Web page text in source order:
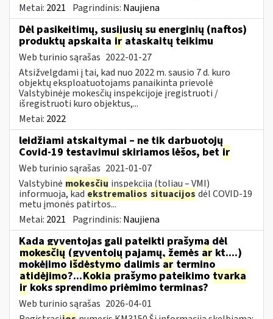
Metai: 2021 Pagrindinis: Naujiena
Dėl pasikeitimų, susijusių su energinių (naftos)
produktų apskaita ir ataskaitų teikimu
Web turinio sąrašas 2022-01-27
Atsižvelgdami į tai, kad nuo 2022 m. sausio 7 d. kuro
objektų eksploatuotojams panaikinta prievolė
Valstybinėje mokesčių inspekcijoje įregistruoti /
išregistruoti kuro objektus,...
Metai: 2022
leidžiami atskaitymai – ne tik darbuotojų
Covid-19 testavimui skiriamos lėšos, bet ir
Web turinio sąrašas 2021-01-07
Valstybinė mokesčių inspekcija (toliau – VMI)
informuoja, kadekstremalios situacijos dėl COVID-19
metu įmonės patirtos...
Metai: 2021 Pagrindinis: Naujiena
Kada gyventojas gali pateikti prašymą dėl
mokesčių (gyventojų pajamų, žemės ar kt....)
mokėjimo išdėstymo dalimis ar termino
atidėjimo?...Kokiaprašymo pateikimo tvarka
irkoks sprendimo priėmimo terminas?
Web turinio sąrašas 2026-04-01